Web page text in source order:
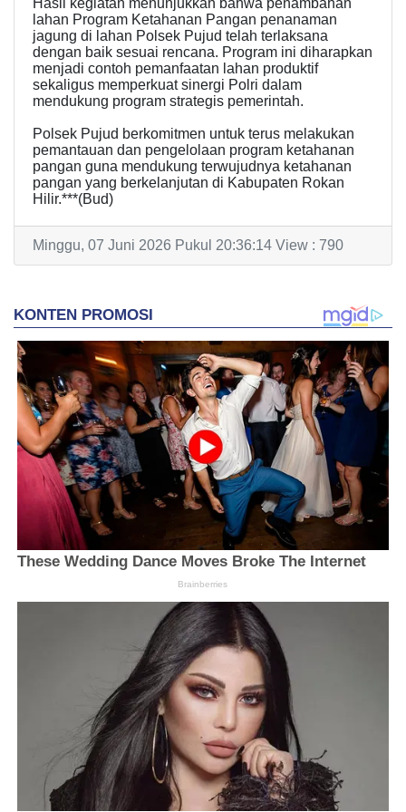
lahan Program Ketahanan Pangan penanaman
jagung di lahan Polsek Pujud telah terlaksana
dengan baik sesuai rencana. Program ini diharapkan
menjadi contoh pemanfaatan lahan produktif
sekaligus memperkuat sinergi Polri dalam
mendukung program strategis pemerintah.
Polsek Pujud berkomitmen untuk terus melakukan
pemantauan dan pengelolaan program ketahanan
pangan guna mendukung terwujudnya ketahanan
pangan yang berkelanjutan di Kabupaten Rokan
Hilir.***(Bud)
Minggu, 07 Juni 2026 Pukul 20:36:14 View : 790